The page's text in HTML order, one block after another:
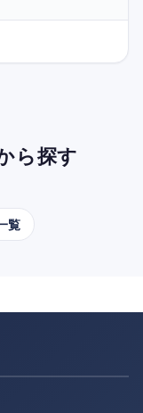
ら探す
覧